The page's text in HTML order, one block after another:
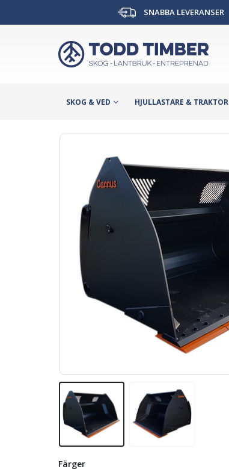
SNABBA LEVERANSER
SKOG & VED HJULLASTARE & TRAKTOR
Färger